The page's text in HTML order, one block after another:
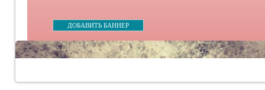
ДОБАВИТЬ БАННЕР